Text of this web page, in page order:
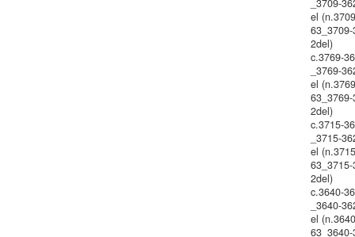
_3709-
el
63_3709-
2del)
c.3769-
_3769-
el
63_3769-
2del)
c.3715-
_3715-
el
63_3715-
2del)
c.3640-
_3640-
el
63_3640-